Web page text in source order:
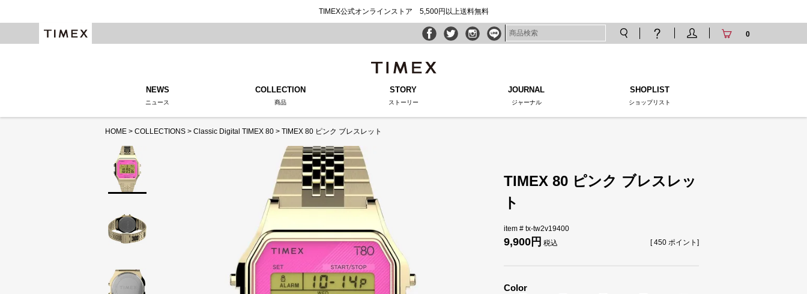
TIMEX公式オンラインストア 5,500円以上送料無料
0
NEWS
ニュース
COLLECTION
商品
STORY
ストーリー
JOURNAL
ジャーナル
SHOPLIST
ショップリスト
HOME COLLECTIONS Classic Digital TIMEX 80 TIMEX 80 ピンク ブレスレット
TIMEX 80 ピンク ブレスレッ
ト
tx-tw2v19400
9,900 税込 [ 450 ポイント]
Color